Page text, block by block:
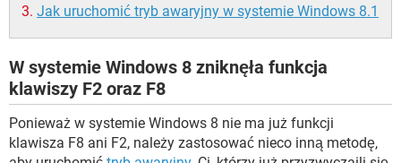
Jak uruchomić tryb awaryjny w systemie Windows 8.1
W systemie Windows 8 zniknęła funkcja
klawiszy F2 oraz F8
Ponieważ w systemie Windows 8 nie ma już funkcji
klawisza F8 ani F2, należy zastosować nieco inną metodę,